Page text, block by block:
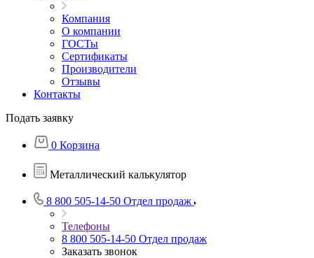
Компания
О компании
ГОСТы
Сертификаты
Производители
Отзывы
Контакты
Подать заявку
0 Корзина
Металлический калькулятор
8 800 505-14-50 Отдел продаж
Телефоны
8 800 505-14-50 Отдел продаж
Заказать звонок